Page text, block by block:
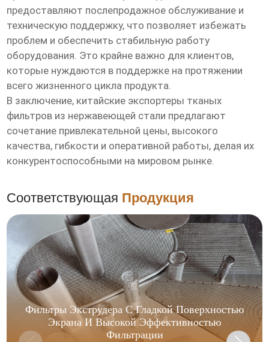
предоставляют послепродажное обслуживание и
техническую поддержку, что позволяет избежать
проблем и обеспечить стабильную работу
оборудования. Это крайне важно для клиентов,
которые нуждаются в поддержке на протяжении
всего жизненного цикла продукта.
В заключение, китайские экспортеры тканых
фильтров из нержавеющей стали предлагают
сочетание привлекательной цены, высокого
качества, гибкости и оперативной работы, делая их
конкурентоспособными на мировом рынке.
Соответствующая Продукция
Фильтры Экструдера С Гладкой Поверхностью
Экрана И Высокой Эффективностью
Фильтрации